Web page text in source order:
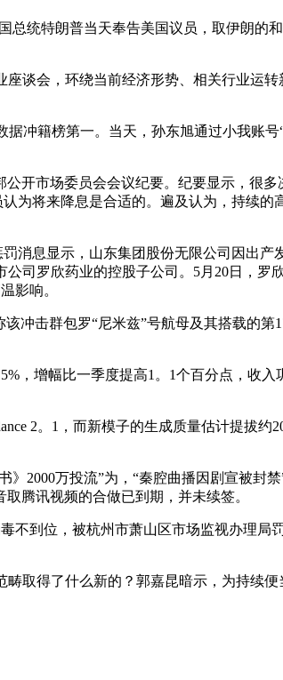
统特朗普当天奉告美国议员，取伊朗的
会，环绕当前经济形势、相关行业运转
籍榜第一。当天，孙东旭通过小我账号
开市场委员会会议纪要。纪要显示，很
为将来降息是合适的。遍及认为，持续的
息显示，山东集团股份无限公司因出产
司罗欣药业的控股子公司。5月20日，罗
影响。
击群包罗“尼米兹”号航母及其搭载的第
增幅比一季度提高1。1个百分点，收入
2。1，而新模子的生成质量估计提拔约
2000万投流”为，“秦腔曲播因剧宣被封
腾讯视频的合做已到期，并未续签。
到位，被杭州市萧山区市场监视办理局
得了什么新的？郭嘉昆暗示，为持续便